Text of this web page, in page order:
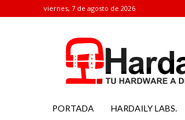
viernes, 7 de agosto de 2026
PORTADA HARDAILY LABS.